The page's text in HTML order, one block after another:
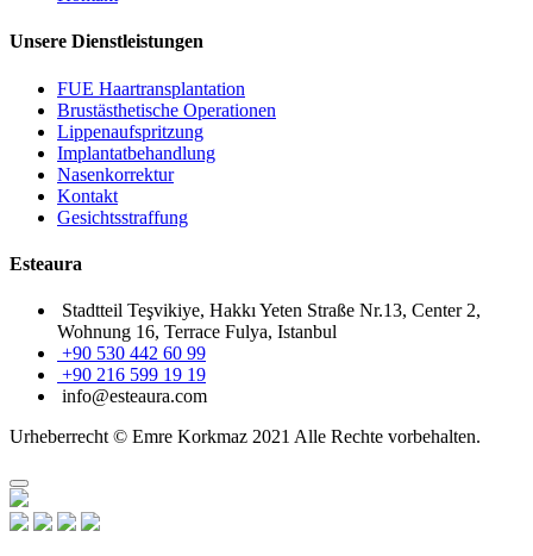
Unsere Dienstleistungen
FUE Haartransplantation
Brustästhetische Operationen
Lippenaufspritzung
Implantatbehandlung
Nasenkorrektur
Kontakt
Gesichtsstraffung
Esteaura
Stadtteil Teşvikiye, Hakkı Yeten Straße Nr.13, Center 2,
Wohnung 16, Terrace Fulya, Istanbul
+90 530 442 60 99
+90 216 599 19 19
info@esteaura.com
Urheberrecht © Emre Korkmaz 2021 Alle Rechte vorbehalten.